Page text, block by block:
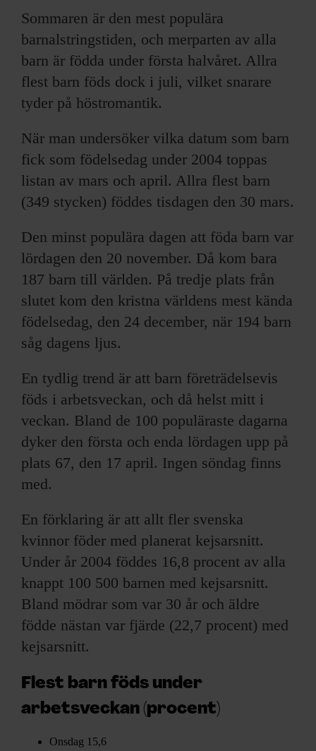
SHOP
SKRIV I F&F
PRENUMERERA PÅ F&F
ANNONSERA I F&F
Sommaren är den mest populära
barnalstringstiden, och merparten av alla
barn är födda under första halvåret. Allra
flest barn föds dock i juli, vilket snarare
tyder på höstromantik.
När man undersöker vilka datum som barn
fick som födelsedag under 2004 toppas
listan av mars och april. Allra flest barn
(349 stycken) föddes tisdagen den 30 mars.
Den minst populära dagen att föda barn var
lördagen den 20 november. Då kom bara
187 barn till världen. På tredje plats från
slutet kom den kristna världens mest kända
födelsedag, den 24 december, när 194 barn
såg dagens ljus.
En tydlig trend är att barn företrädelsevis
föds i arbetsveckan, och då helst mitt i
veckan. Bland de 100 populäraste dagarna
dyker den första och enda lördagen upp på
plats 67, den 17 april. Ingen söndag finns
med.
En förklaring är att allt fler svenska
kvinnor föder med planerat kejsarsnitt.
Under år 2004 föddes 16,8 procent av alla
knappt 100 500 barnen med kejsarsnitt.
Bland mödrar som var 30 år och äldre
födde nästan var fjärde (22,7 procent) med
kejsarsnitt.
Flest barn föds under
arbetsveckan (procent)
Onsdag 15,6